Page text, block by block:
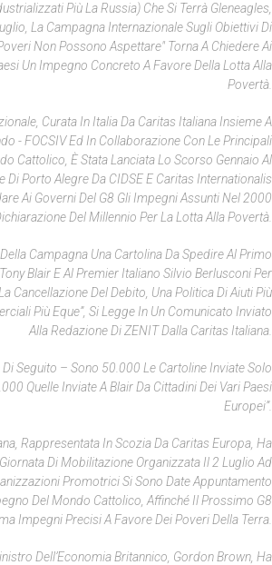
Più La Russia) Che Si Terrà Gleneagles,
La Campagna Internazionale Sugli Obiettivi Di
Non Possono Aspettare" Torna A Chiedere Ai
Un Impegno Concreto A Favore Della Lotta Alla
Povertà.
Curata In Italia Da Caritas Italiana Insieme A
- FOCSIV Ed In Collaborazione Con Le Principali
Cattolico, È Stata Lanciata Lo Scorso Gennaio Al
Porto Alegre Da CIDSE E Caritas Internationalis
Ai Governi Del G8 Gli Impegni Assunti Nel 2000
Del Millennio Per La Lotta Alla Povertà.
Campagna Una Cartolina Da Spedire Al Primo
Blair E Al Premier Italiano Silvio Berlusconi Per
Cancellazione Del Debito, Una Politica Di Aiuti Più
Più Eque”, Si Legge In Un Comunicato Inviato
Alla Redazione Di ZENIT Dalla Caritas Italiana.
Di Seguito – Sono 50.000 Le Cartoline Inviate Solo
Quelle Inviate A Blair Da Cittadini Dei Vari Paesi
Europei”.
Rappresentata In Scozia Da Caritas Europa, Ha
Di Mobilitazione Organizzata Il 2 Luglio Ad
Promotrici Si Sono Date Appuntamento
Del Mondo Cattolico, Affinché Il Prossimo G8
Impegni Precisi A Favore Dei Poveri Della Terra.
Dell’Economia Britannico, Gordon Brown, Ha